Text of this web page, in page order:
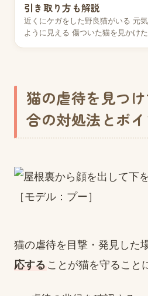
引き取り方も解説
近くにケガをした野良猫がいる 元
ように見える 傷ついた猫を見かけ
猫の虐待を見つ
合の対処法とポ
猫の虐待を目撃・発見した場
応する ことが猫を守ること